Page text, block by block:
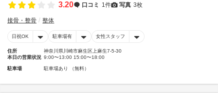
3.20 口コミ 1件 写真 3枚
接骨・整骨 整体
日祝OK 駐車場有 女性スタッフ
住所
神奈川県川崎市麻生区上麻生7-5-30
本日の営業状況 9:00〜13:00 15:00〜18:00
駐車場 駐車場あり （無料）